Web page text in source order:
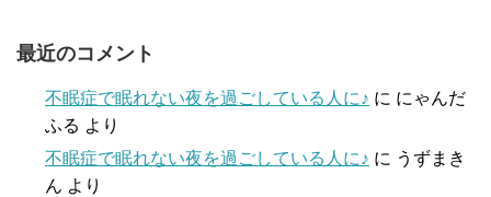
最近のコメント
不眠症で眠れない夜を過ごしている人に♪ に にゃんだ
ふる より
不眠症で眠れない夜を過ごしている人に♪ に うずまき
ん より